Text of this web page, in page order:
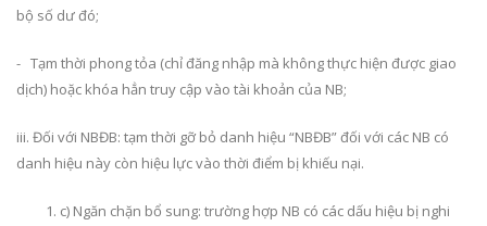
bộ số dư đó;
- Tạm thời phong tỏa (chỉ đăng nhập mà không thực hiện được giao
dịch) hoặc khóa hẳn truy cập vào tài khoản của NB;
iii. Đối với NBĐB: tạm thời gỡ bỏ danh hiệu “NBĐB” đối với các NB có
danh hiệu này còn hiệu lực vào thời điểm bị khiếu nại.
c) Ngăn chặn bổ sung: trường hợp NB có các dấu hiệu bị nghi